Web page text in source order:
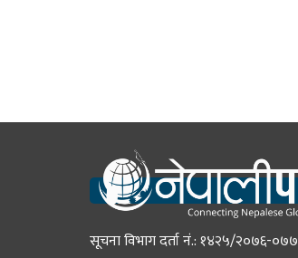
सूचना विभाग दर्ता नं.: १४२५/२०७६-०७७